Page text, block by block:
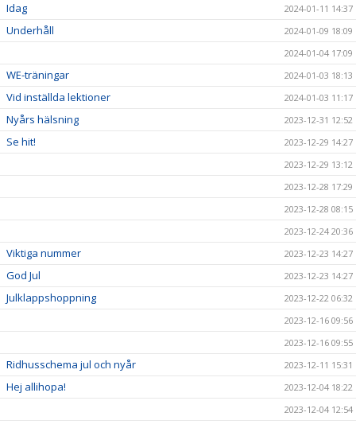
Idag 2024-01-11 14:37
Underhåll
2024-01-09 18:09
2024-01-04 17:09
WE-träningar 2024-01-03 18:13
Vid inställda lektioner 2024-01-03 11:17
Nyårs hälsning 2023-12-31 12:52
Se hit!
2023-12-29 14:27
2023-12-29 13:12
2023-12-28 17:29
2023-12-28 08:15
2023-12-24 20:36
Viktiga nummer 2023-12-23 14:27
God Jul 2023-12-23 14:27
Julklappshoppning
2023-12-22 06:32
2023-12-16 09:56
2023-12-16 09:55
Ridhusschema jul och nyår 2023-12-11 15:31
Hej allihopa!
2023-12-04 18:22
2023-12-04 12:54